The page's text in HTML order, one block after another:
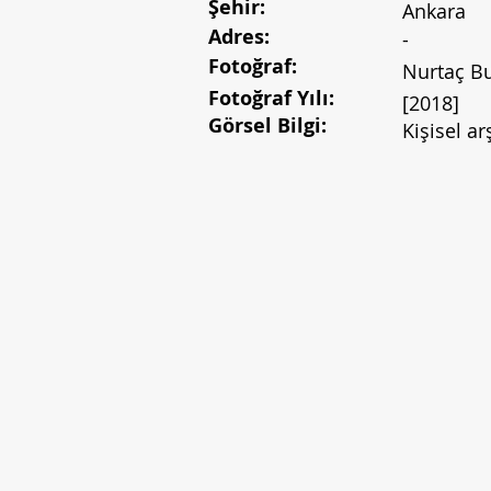
Şehir:
Adres:
Fotoğraf:
Fotoğraf Yılı:
Görsel Bilgi:
Ankara
-
Nurtaç
[2018]
Kişisel